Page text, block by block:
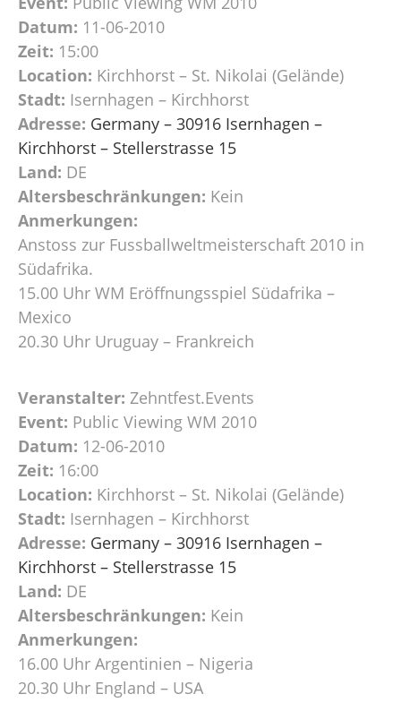
Datum: 11-06-2010
Zeit: 15:00
Location: Kirchhorst – St. Nikolai (Gelände)
Stadt: Isernhagen – Kirchhorst
Adresse: Germany – 30916 Isernhagen –
Kirchhorst – Stellerstrasse 15
Land: DE
Altersbeschränkungen: Kein
Anmerkungen:
Anstoss zur Fussballweltmeisterschaft 2010 in
Südafrika.
15.00 Uhr WM Eröffnungsspiel Südafrika –
Mexico
20.30 Uhr Uruguay – Frankreich
Veranstalter: Zehntfest.Events
Event: Public Viewing WM 2010
Datum: 12-06-2010
Zeit: 16:00
Location: Kirchhorst – St. Nikolai (Gelände)
Stadt: Isernhagen – Kirchhorst
Adresse: Germany – 30916 Isernhagen –
Kirchhorst – Stellerstrasse 15
Land: DE
Altersbeschränkungen: Kein
Anmerkungen:
16.00 Uhr Argentinien – Nigeria
20.30 Uhr England – USA